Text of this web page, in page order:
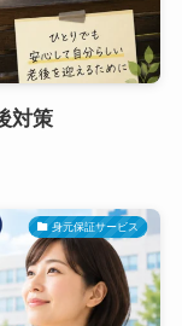
対策
身元保証サービス